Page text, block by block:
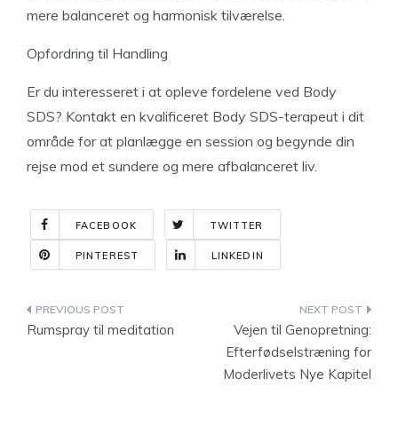
mere balanceret og harmonisk tilværelse.
Opfordring til Handling
Er du interesseret i at opleve fordelene ved Body
SDS? Kontakt en kvalificeret Body SDS-terapeut i dit
område for at planlægge en session og begynde din
rejse mod et sundere og mere afbalanceret liv.
FACEBOOK TWITTER
PINTEREST LINKEDIN
Indlægsnavigation
Rumspray til meditation
Vejen til Genopretning:
Efterfødselstræning for
Moderlivets Nye Kapitel